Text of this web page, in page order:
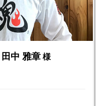
田中 雅章様